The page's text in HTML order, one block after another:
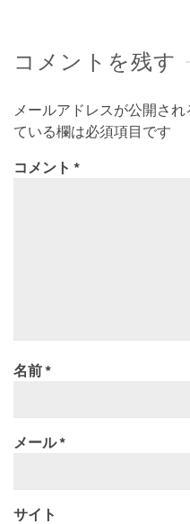
コメントを残す
メールアドレスが公開され
ている欄は必須項目です
コメント *
名前*
メール*
サイト